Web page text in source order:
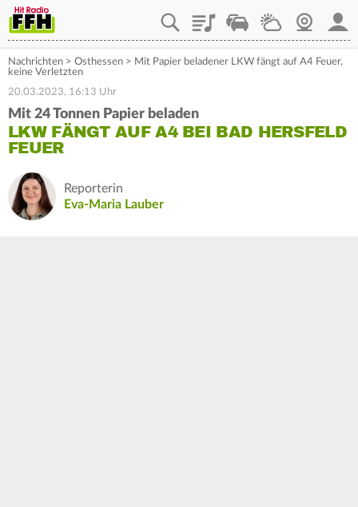
PlaylistStaupilotWetterWebcam
Nachrichten > Osthessen > Mit Papier beladener LKW fängt auf A4 Feuer,
keine Verletzten
20.03.2023, 16:13 Uhr
Mit 24 Tonnen Papier beladen
LKW FÄNGT AUF A4 BEI BAD HERSFELD
FEUER
Reporterin
Eva-Maria Lauber